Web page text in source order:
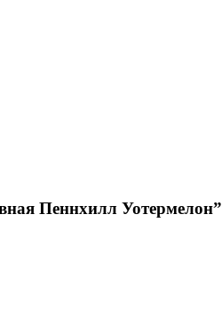
Пеннхилл Уотермелон”